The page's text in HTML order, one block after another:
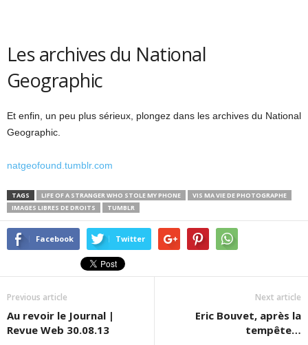
Les archives du National
Geographic
Et enfin, un peu plus sérieux, plongez dans les archives du National
Geographic.
natgeofound.tumblr.com
TAGS LIFE OF A STRANGER WHO STOLE MY PHONE
VIS MA VIE DE PHOTOGRAPHE
IMAGES LIBRES DE DROITS
TUMBLR
Facebook Twitter
Previous article
Au revoir le Journal |
Revue Web 30.08.13
Next article
Eric Bouvet, après la
tempête…